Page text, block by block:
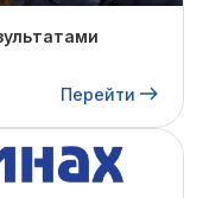
Перейти